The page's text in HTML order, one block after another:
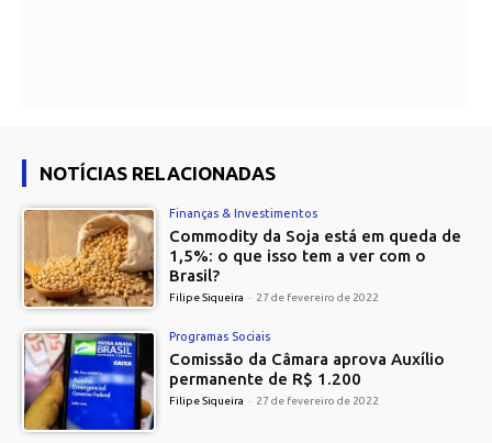
NOTÍCIAS RELACIONADAS
Finanças & Investimentos
Commodity da Soja está em queda de
1,5%: o que isso tem a ver com o
Brasil?
Filipe Siqueira - 27 de fevereiro de 2022
Programas Sociais
Comissão da Câmara aprova Auxílio
permanente de R$ 1.200
Filipe Siqueira - 27 de fevereiro de 2022